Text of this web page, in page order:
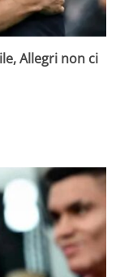
Allegri non ci